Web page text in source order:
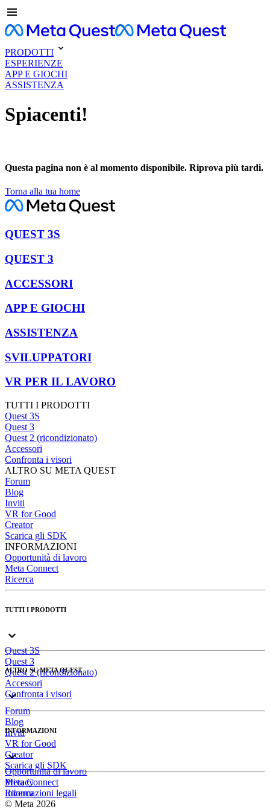
PRODOTTI
ESPERIENZE
APP E GIOCHI
ASSISTENZA
Spiacenti!
Questa pagina non è al momento disponibile. Riprova più tardi.
Torna alla tua home
QUEST 3S
QUEST 3
ACCESSORI
APP E GIOCHI
ASSISTENZA
SVILUPPATORI
VR PER IL LAVORO
TUTTI I PRODOTTI
Quest 3S
Quest 3
Quest 2 (ricondizionato)
Accessori
Confronta i visori
ALTRO SU META QUEST
Forum
Blog
Inviti
VR for Good
Creator
Scarica gli SDK
INFORMAZIONI
Opportunità di lavoro
Meta Connect
Ricerca
TUTTI I PRODOTTI
Quest 3S
Quest 3
Quest 2 (ricondizionato)
Accessori
Confronta i visori
ALTRO SU META QUEST
Forum
Blog
Inviti
VR for Good
Creator
Scarica gli SDK
INFORMAZIONI
Opportunità di lavoro
Meta Connect
Ricerca
Privacy
Informazioni legali
© Meta 2026